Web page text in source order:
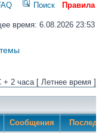
Поиск Правила
время: 6.08.2026 23:53
+ 2 часа [ Летнее время ]
Сообщения